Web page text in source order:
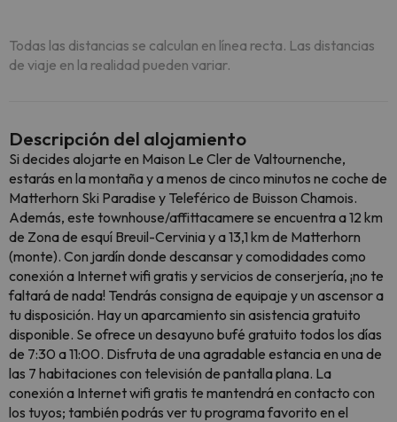
Todas las distancias se calculan en línea recta. Las distancias
de viaje en la realidad pueden variar.
Descripción del alojamiento
Si decides alojarte en Maison Le Cler de Valtournenche,
estarás en la montaña y a menos de cinco minutos ne coche de
Matterhorn Ski Paradise y Teleférico de Buisson Chamois.
Además, este townhouse/affittacamere se encuentra a 12 km
de Zona de esquí Breuil-Cervinia y a 13,1 km de Matterhorn
(monte). Con jardín donde descansar y comodidades como
conexión a Internet wifi gratis y servicios de conserjería, ¡no te
faltará de nada! Tendrás consigna de equipaje y un ascensor a
tu disposición. Hay un aparcamiento sin asistencia gratuito
disponible. Se ofrece un desayuno bufé gratuito todos los días
de 7:30 a 11:00. Disfruta de una agradable estancia en una de
las 7 habitaciones con televisión de pantalla plana. La
conexión a Internet wifi gratis te mantendrá en contacto con
los tuyos; también podrás ver tu programa favorito en el